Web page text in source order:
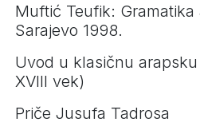
Muftić Teufik: Gramatika
Sarajevo 1998.
Uvod u klasičnu
XVIII vek)
Priče Jusufa Tadrosa